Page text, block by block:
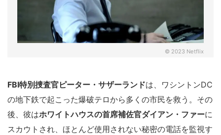
© 2023 Netflix
FBI特別捜査官ピーター・サザーランドは、ワシントンDC
の地下鉄で起こった爆破テロから多くの市民を救う。その
後、彼はホワイトハウスの首席補佐官ダイアン・ファーに
スカウトされ、ほとんど使用されない秘密の電話を監視す